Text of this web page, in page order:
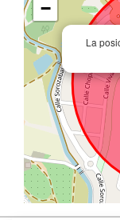
La
−